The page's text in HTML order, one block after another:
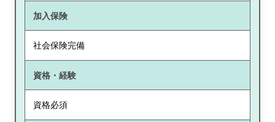
加入保険
社会保険完備
資格・経験
資格必須